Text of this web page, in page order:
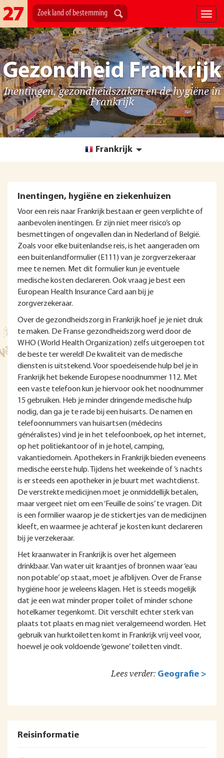
Gezondheid Frankrijk
Inentingen, gezondheidszaken en de hygiëne in
Frankrijk
Frankrijk
Inentingen, hygiëne en ziekenhuizen
Voor een reis naar Frankrijk bestaan er geen verplichte of
aanbevolen inentingen. Er zijn niet meer risico’s op
besmettingen of ongevallen dan in Nederland of België.
Zoals voor elke buitenlandse reis, is het aangeraden om
een buitenlandformulier (E111) van je zorgverzekeraar
mee te nemen. Met dit formulier kun je eventuele
medische kosten declareren. Ook vraag je best een
European Health Insurance Card aan bij je
zorgverzekeraar.
Over de gezondheidszorg in Frankrijk hoef je je niet druk
te maken. De Franse gezondheidszorg werd door de
WHO (World Health Organization) zelfs uitgeroepen tot
de beste ter wereld! De kwaliteit van de medische
diensten is uitstekend. Voor spoedeisende hulp bel je in
Frankrijk het bekende Europese noodnummer 112. Met
een vaste telefoon kun je hiervoor ook het noodnummer
15 gebruiken. Heb je minder dringende medische hulp
nodig, dan ga je te rade bij een huisarts. De namen en
telefoonnummers van huisartsen (médecins
généralistes) vind je in het telefoonboek, op het internet,
op het politiekantoor of in je hotel, camping,
vakantiedomein. Apothekers in Frankrijk bieden eveneens
medische eerste hulp. Tijdens het weekeinde of ’s nachts
is er steeds een apotheker in je buurt met wachtdienst.
De verstrekte medicijnen moet je onmiddellijk betalen,
maar vergeet niet om een ‘Feuille de soins’ te vragen. Dit
is een formilier waarop je de stickertjes van de medicijnen
kleeft, en waarmee je achteraf je kosten kunt declareren
bij je verzekeraar.
Het kraanwater in Frankrijk is over het algemeen
drinkbaar. Van water uit kraantjes of bronnen waar ‘eau
non potable’ op staat, moet je afblijven. Over de Franse
hygiëne hoor je weleens klagen. Het is steeds mogelijk
dat je een wat minder proper toilet of minder schone
hotelkamer tegenkomt. Dit verschilt echter sterk van
plaats tot plaats en mag niet veralgemeend worden. Het
gebruik van hurktoiletten komt in Frankrijk vrij veel voor,
hoewel je ook voldoende ‘gewone’ toiletten vindt.
Lees verder: Geografie >
Reisinformatie